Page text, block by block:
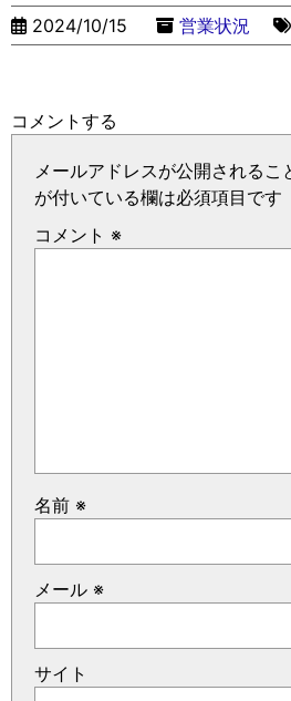
2024/10/15 営業状況
コメントする
メールアドレスが公開されるこ
が付いている欄は必須項目です
コメント ※
名前 ※
メール ※
サイト